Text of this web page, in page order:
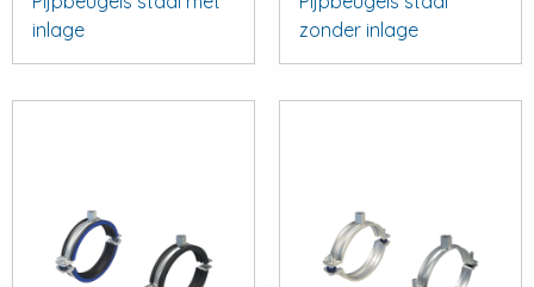
inlage
zonder inlage